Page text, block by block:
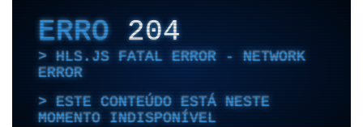
ERRO204
HLS.JS FATAL ERROR - NETWORK
ERROR
ESTE CONTEÚDO ESTÁ NESTE
MOMENTO INDISPONÍVEL